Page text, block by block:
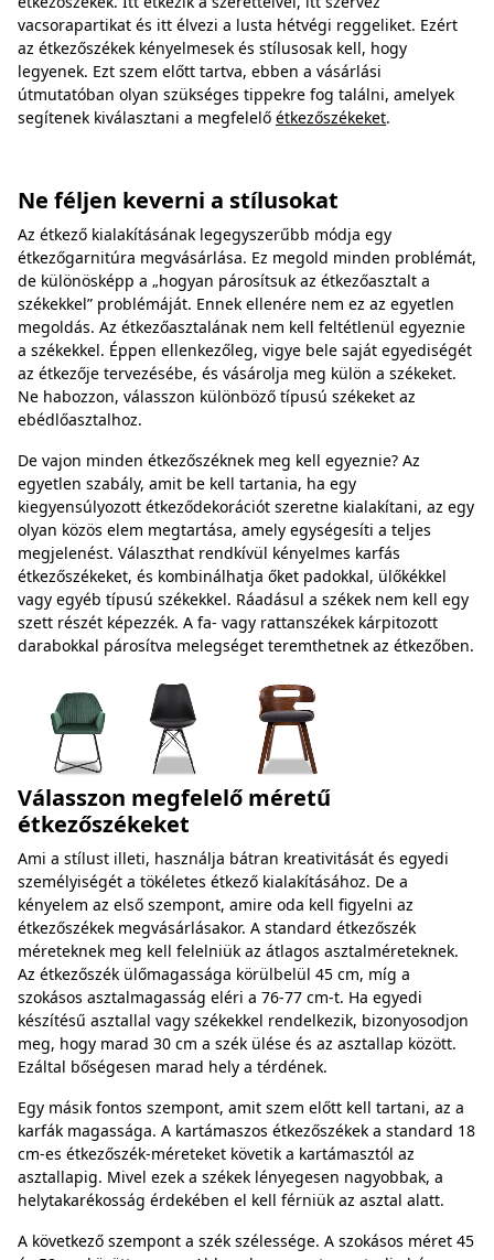
vacsorapartikat és itt élvezi a lusta hétvégi reggeliket. Ezért
az étkezőszékek kényelmesek és stílusosak kell, hogy
legyenek. Ezt szem előtt tartva, ebben a vásárlási
útmutatóban olyan szükséges tippekre fog találni, amelyek
segítenek kiválasztani a megfelelő étkezőszékeket.
Ne féljen keverni a stílusokat
Az étkező kialakításának legegyszerűbb módja egy
étkezőgarnitúra megvásárlása. Ez megold minden problémát,
de különösképp a „hogyan párosítsuk az étkezőasztalt a
székekkel” problémáját. Ennek ellenére nem ez az egyetlen
megoldás. Az étkezőasztalának nem kell feltétlenül egyeznie
a székekkel. Éppen ellenkezőleg, vigye bele saját egyediségét
az étkezője tervezésébe, és vásárolja meg külön a székeket.
Ne habozzon, válasszon különböző típusú székeket az
ebédlőasztalhoz.
De vajon minden étkezőszéknek meg kell egyeznie? Az
egyetlen szabály, amit be kell tartania, ha egy
kiegyensúlyozott étkeződekorációt szeretne kialakítani, az egy
olyan közös elem megtartása, amely egységesíti a teljes
megjelenést. Választhat rendkívül kényelmes karfás
étkezőszékeket, és kombinálhatja őket padokkal, ülőkékkel
vagy egyéb típusú székekkel. Ráadásul a székek nem kell egy
szett részét képezzék. A fa- vagy rattanszékek kárpitozott
darabokkal párosítva melegséget teremthetnek az étkezőben.
Válasszon megfelelő méretű
étkezőszékeket
Ami a stílust illeti, használja bátran kreativitását és egyedi
személyiségét a tökéletes étkező kialakításához. De a
kényelem az első szempont, amire oda kell figyelni az
étkezőszékek megvásárlásakor. A standard étkezőszék
méreteknek meg kell felelniük az átlagos asztalméreteknek.
Az étkezőszék ülőmagassága körülbelül 45 cm, míg a
szokásos asztalmagasság eléri a 76-77 cm-t. Ha egyedi
készítésű asztallal vagy székekkel rendelkezik, bizonyosodjon
meg, hogy marad 30 cm a szék ülése és az asztallap között.
Ezáltal bőségesen marad hely a térdének.
Egy másik fontos szempont, amit szem előtt kell tartani, az a
karfák magassága. A kartámaszos étkezőszékek a standard 18
cm-es étkezőszék-méreteket követik a kartámasztól az
asztallapig. Mivel ezek a székek lényegesen nagyobbak, a
helytakarékosság érdekében el kell férniük az asztal alatt.
A következő szempont a szék szélessége. A szokásos méret 45